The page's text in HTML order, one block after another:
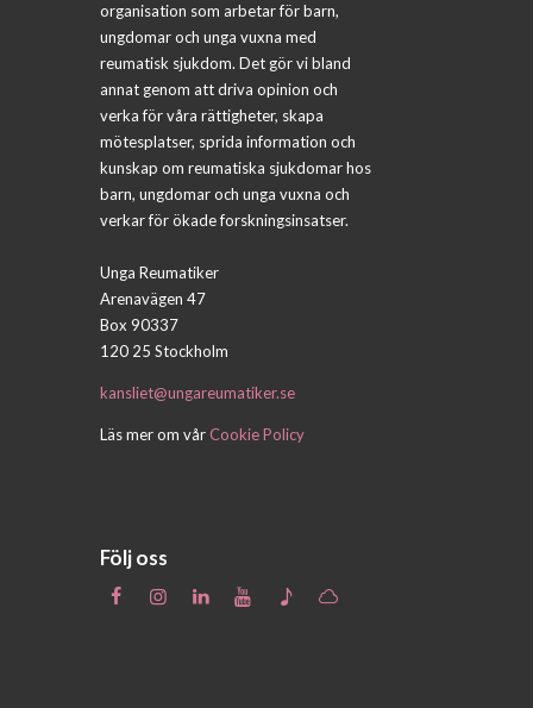
organisation som arbetar för barn,
ungdomar och unga vuxna med
reumatisk sjukdom. Det gör vi bland
annat genom att driva opinion och
verka för våra rättigheter, skapa
mötesplatser, sprida information och
kunskap om reumatiska sjukdomar hos
barn, ungdomar och unga vuxna och
verkar för ökade forskningsinsatser.
Unga Reumatiker
Arenavägen 47
Box 90337
120 25 Stockholm
kansliet@ungareumatiker.se
Läs mer om vårCookie Policy
Följ oss